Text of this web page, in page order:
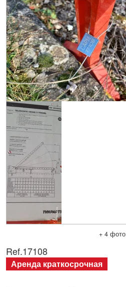
+ 4 фото
Ref.17108
Аренда краткосрочная